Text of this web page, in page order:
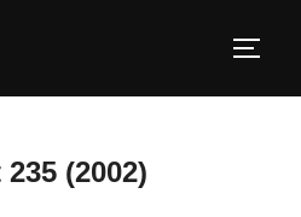
(2002)